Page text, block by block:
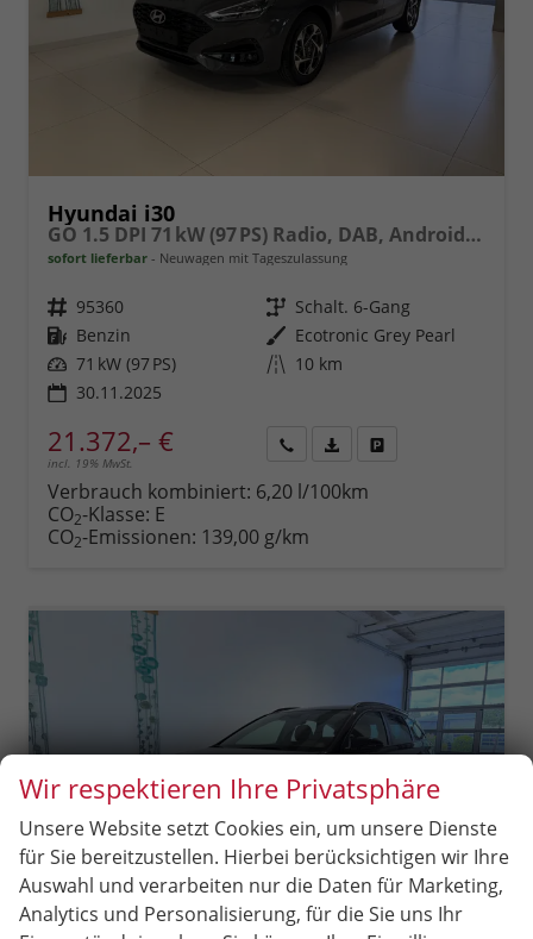
Hyundai i30
GO 1.5 DPI 71 kW (97 PS) Radio, DAB, Android Auto, Apple CarPlay, Navigationssystem, Bluetooth, Klimaanlage, Lenkradheizung, Sitzheizung, Rückfahrkamera, Einparkhilfe vorne und hinten, 16 Zoll Leichtmetallfelgen, uvm.
sofort lieferbar Neuwagen mit Tageszulassung
Fahrzeugnr. 95360 Getriebe Schalt. 6-Gang
Kraftstoff Benzin Außenfarbe Ecotronic Grey Pearl
Leistung 71 kW (97 PS) Kilometerstand 10 km
30.11.2025
21.372,– €
incl. 19% MwSt.
anfordern
Datei,
Verbrauch kombiniert: 6,20 l/100km
CO2-Klasse: E
CO2-Emissionen: 139,00 g/km
Wir respektieren Ihre Privatsphäre
Unsere Website setzt Cookies ein, um unsere Dienste
für Sie bereitzustellen. Hierbei berücksichtigen wir Ihre
Auswahl und verarbeiten nur die Daten für Marketing,
Analytics und Personalisierung, für die Sie uns Ihr